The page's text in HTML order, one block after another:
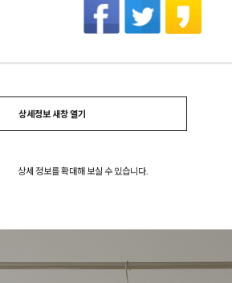
상세정보 새창 열기
상세 정보를 확대해 보실 수 있습니다.